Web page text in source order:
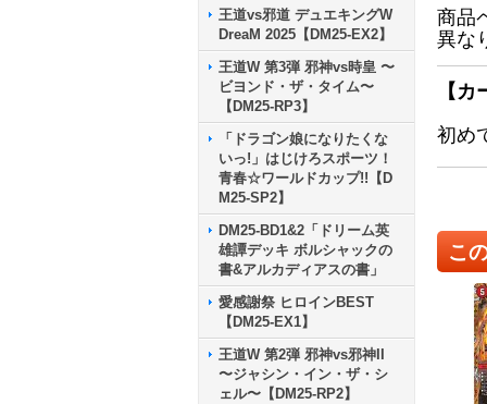
王道vs邪道 デュエキングW
DreaM 2025【DM25-EX2】
王道W 第3弾 邪神vs時皇 〜
ビヨンド・ザ・タイム〜
【DM25-RP3】
「ドラゴン娘になりたくな
いっ!」はじけろスポーツ！
青春☆ワールドカップ!!【D
M25-SP2】
DM25-BD1&2「ドリーム英
雄譚デッキ ボルシャックの
書&アルカディアスの書」
愛感謝祭 ヒロインBEST
【DM25-EX1】
王道W 第2弾 邪神vs邪神II
〜ジャシン・イン・ザ・シ
ェル〜【DM25-RP2】
商品
異な
【
初め
こ